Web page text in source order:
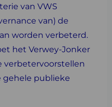
van VWS
van) de
worden verbeterd.
het Verwey-Jonker
gehele publieke